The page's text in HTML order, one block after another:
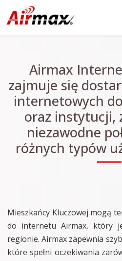
Airmax
zajmuje się
internetowych
oraz instytucji,
niezawodne
różnych typów
Mieszkańcy Kluczowej mogą
do internetu Airmax, który
regionie. Airmax zapewnia
które spełni oczekiwania